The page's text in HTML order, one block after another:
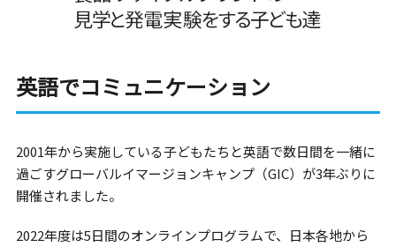
英語でコミュニケーション
2001年から実施している子どもたちと英語で数日間を一緒に
過ごすグローバルイマージョンキャンプ（GIC）が3年ぶりに
開催されました。
2022年度は5日間のオンラインプログラムで、日本各地から